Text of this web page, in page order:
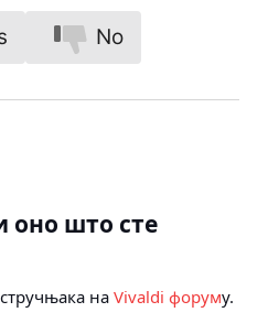
No
оно што сте
на Vivaldi форуму.